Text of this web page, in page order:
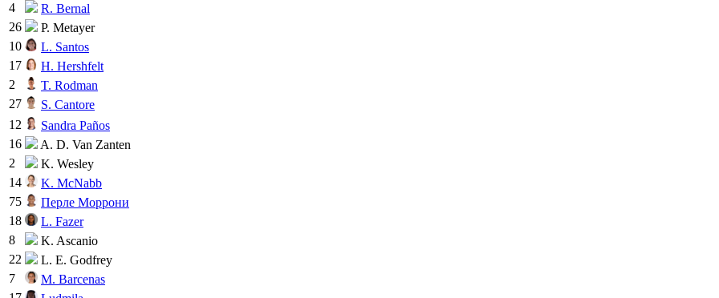
4
R. Bernal
26
P. Metayer
10
L. Santos
17
H. Hershfelt
2
T. Rodman
27
S. Cantore
12
Sandra Paños
16
A. D. Van Zanten
2
K. Wesley
14
K. McNabb
75
Перле Моррони
18
L. Fazer
8
K. Ascanio
22
L. E. Godfrey
7
M. Barcenas